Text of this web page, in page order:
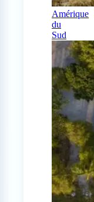
Amérique
du
Sud